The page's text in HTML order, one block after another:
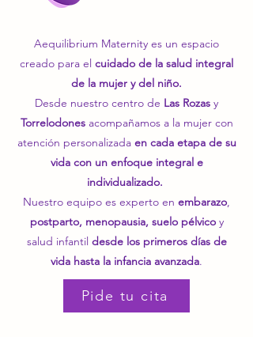
Aequilibrium Maternity es un espacio
creado para el cuidado de la salud integral
de la mujer y del niño.
Desde nuestro centro de Las Rozas y
Torrelodones acompañamos a la mujer con
atención personalizada en cada etapa de su
vida con un enfoque integral e
individualizado.
Nuestro equipo es experto en embarazo,
postparto, menopausia, suelo pélvico y
salud infantil desde los primeros días de
vida hasta la infancia avanzada.
Pide tu cita